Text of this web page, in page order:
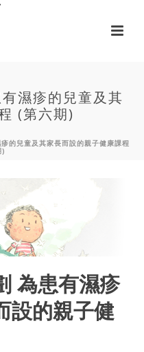
濕疹的兒童及其
(第六期)
的兒童及其家長而設的親子健康課程
)
為患有濕疹
設的親子健